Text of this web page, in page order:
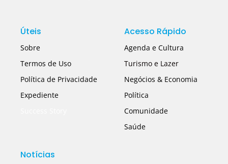
Úteis
Sobre
Termos de Uso
Política de Privacidade
Expediente
Acesso Rápido
Agenda e Cultura
Turismo e Lazer
Negócios & Economia
Política
Comunidade
Saúde
Notícias